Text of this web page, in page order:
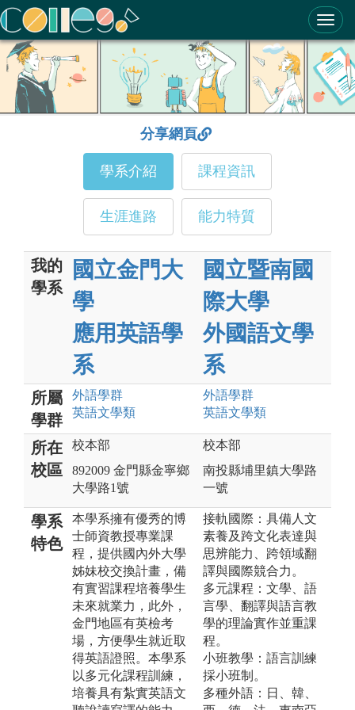
ColleGo! 大學選才與高中育才輔助系統
分享網頁
學系介紹 課程資訊
生涯進路 能力特質
我的
學系
國立金門大
學
應用英語學
系
國立暨南國
際大學
外國語文學
系
所屬
學群
外語學群
英語文學類
外語學群
英語文學類
所在
校區
校本部
892009 金門縣金寧鄉
大學路1號
校本部
南投縣埔里鎮大學路
一號
學系
特色
本學系擁有優秀的博
士師資教授專業課
程，提供國內外大學
姊妹校交換計畫，備
有實習課程培養學生
未來就業力，此外，
金門地區有英檢考
場，方便學生就近取
得英語證照。本學系
以多元化課程訓練，
培養具有紮實英語文
接軌國際：具備人文
素養及跨文化表達與
思辨能力、跨領域翻
譯與國際競合力。
多元課程：文學、語
言學、翻譯與語言教
學的理論實作並重課
程。
小班教學：語言訓練
採小班制。
多種外語：日、韓、